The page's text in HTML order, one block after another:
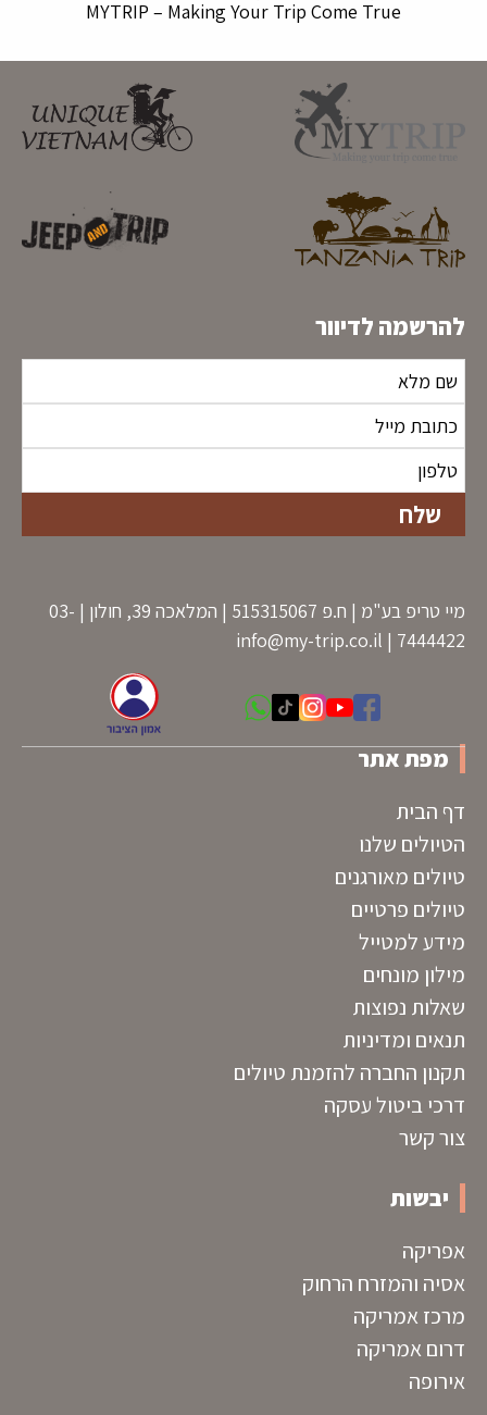
MYTRIP – Making Your Trip Come True
להרשמה לדיוור
מיי טריפ בע"מ | ח.פ 515315067 | המלאכה 39, חולון | 03-
7444422 |
info@my-trip.co.il
מפת אתר
דף הבית
הטיולים שלנו
טיולים מאורגנים
טיולים פרטיים
מידע למטייל
מילון מונחים
שאלות נפוצות
תנאים ומדיניות
תקנון החברה להזמנת טיולים
דרכי ביטול עסקה
צור קשר
יבשות
אפריקה
אסיה והמזרח הרחוק
מרכז אמריקה
דרום אמריקה
אירופה